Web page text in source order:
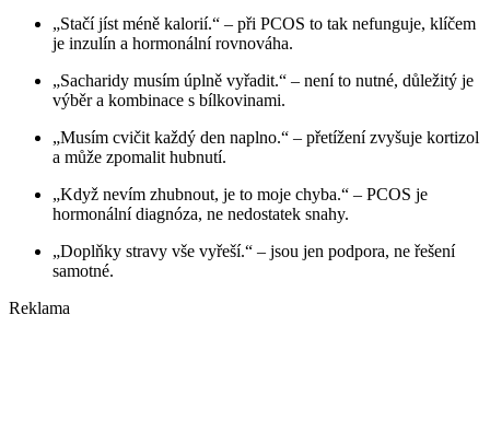
„Stačí jíst méně kalorií.“ – při PCOS to tak nefunguje, klíčem
je inzulín a hormonální rovnováha.
„Sacharidy musím úplně vyřadit.“ – není to nutné, důležitý je
výběr a kombinace s bílkovinami.
„Musím cvičit každý den naplno.“ – přetížení zvyšuje kortizol
a může zpomalit hubnutí.
„Když nevím zhubnout, je to moje chyba.“ – PCOS je
hormonální diagnóza, ne nedostatek snahy.
„Doplňky stravy vše vyřeší.“ – jsou jen podpora, ne řešení
samotné.
Reklama